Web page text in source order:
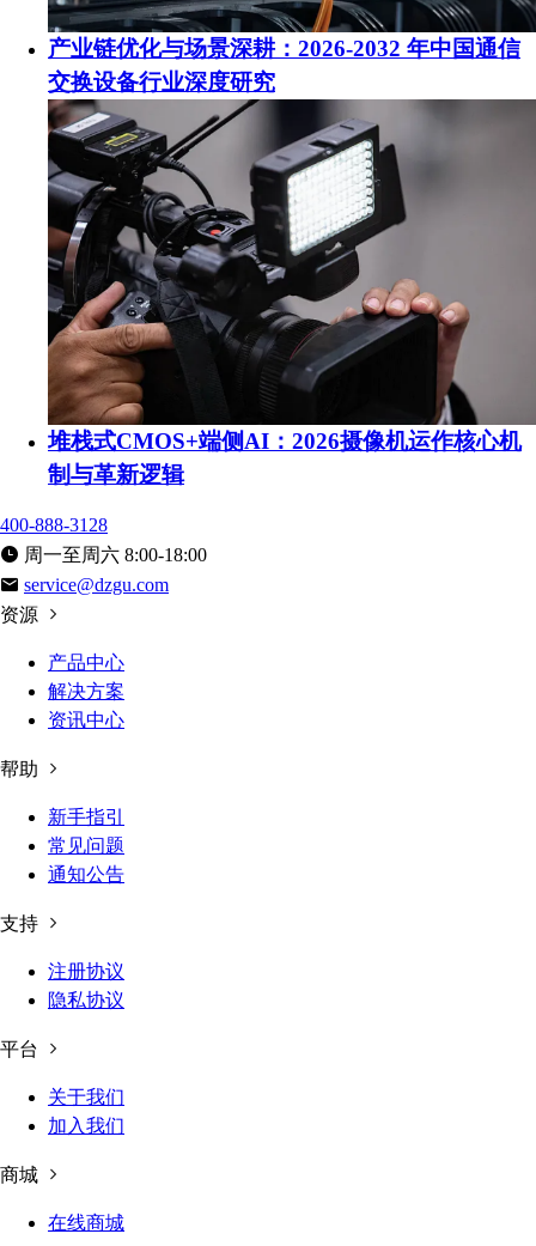
产业链优化与场景深耕：2026-2032 年中国通信
交换设备行业深度研究
堆栈式CMOS+端侧AI：2026摄像机运作核心机
制与革新逻辑
400-888-3128
周一至周六 8:00-18:00
service@dzgu.com
资源
产品中心
解决方案
资讯中心
帮助
新手指引
常见问题
通知公告
支持
注册协议
隐私协议
平台
关于我们
加入我们
商城
在线商城